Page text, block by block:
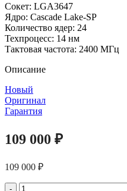
Сокет: LGA3647
Ядро: Cascade Lake-SP
Количество ядер: 24
Техпроцесс: 14 нм
Тактовая частота: 2400 МГц
Описание
Новый
Оригинал
Гарантия
109 000 ₽
109 000 ₽
Количество